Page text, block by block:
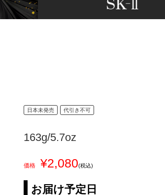
日本未発売 代引き不可
163g/5.7oz
価格 ¥2,080(税込)
お届け予定日